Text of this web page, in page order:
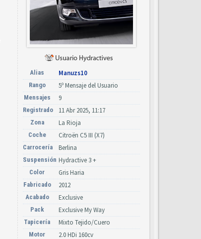
Alias Manuzs10
Rango 5º Mensaje del Usuario
Mensajes 9
Registrado 11 Abr 2025, 11:17
Zona La Rioja
Coche Citroën C5 III (X7)
Carrocería Berlina
Suspensión Hydractive 3 +
Color Gris Haria
Fabricado 2012
Acabado Exclusive
Pack Exclusive My Way
Tapicería Mixto Tejido/Cuero
Motor 2.0 HDi 160cv